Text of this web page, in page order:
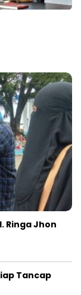
Ringa Jhon
Tancap